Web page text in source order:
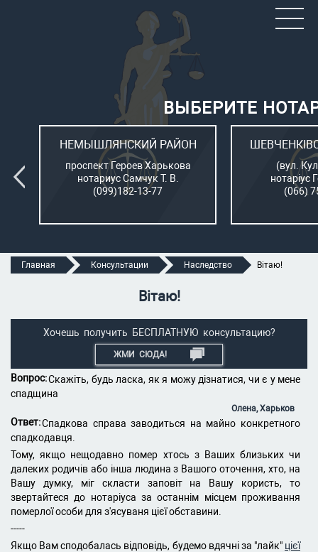
ВЫБЕРИТЕ
НЕМЫШЛЯНСКИЙ РАЙОН
проспект Героев Харькова
нотариус Самчук Т. В.
(099)182-13-77
(вул.
нотаріус
(066)
Главная Консультации Наследство Вітаю!
Вітаю!
Хочешь получить БЕСПЛАТНУЮ консультацию?
ЖМИ СЮДА!
Вопрос:Скажіть, будь ласка, як я можу дізнатися, чи є у мене
спадщина
Олена, Харьков
Ответ:Спадкова справа заводиться на майно конкретного
спадкодавця.
Тому, якщо нещодавно помер хтось з Ваших близьких чи
далеких родичів або інша людина з Вашого оточення, хто, на
Вашу думку, міг скласти заповіт на Вашу користь, то
звертайтеся до нотаріуса за останнім місцем проживання
померлої особи для з'ясуваня цієї обставини.
-----
Якщо Вам сподобалась відповідь, будемо вдячні за "лайк" цієї